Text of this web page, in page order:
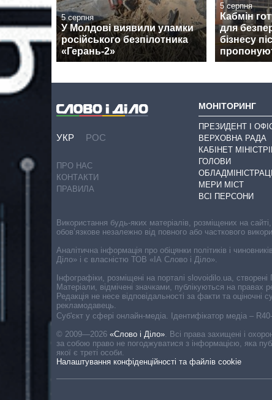
5 серпня
У Молдові виявили уламки
російського безпілотника
«Герань-2»
5 серпня
Кабмін
для
бізнесу
УКР РОС
ПРО НАС
КОНТАКТИ
ПРАВИЛА
МОНІТОРИНГ
ПРЕЗИДЕНТ І
ВЕРХОВНА РАДА
КАБІНЕТ
ГОЛОВИ
МЕРИ МІСТ
ВСІ ПЕРСОНИ
Cуб'єкт у сфері онлайн-медіа. Ідентифікатор медіа –
© 2009—2026 «Слово і Діло». Всі права захищені і
за собою право не погоджуватися з інформацією, яка
якої є треті особи.
Налаштування конфіденційності та файлів cookie
Використання будь-яких матеріалів, розміщених на
обов’язкове незалежно від повного або часткового
Аналітична інформація про обіцянки політиків і
Діло» і є власністю ТОВ «ІА Слово і Діло».
Інфографіки, розміщені на порталі slovoidilo.ua,
Матеріали, відмічені значками, публікуються на
Редакція не несе відповідальності за факти та
рекламодавець.